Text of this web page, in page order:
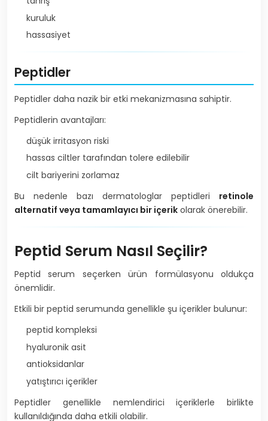
kuruluk
hassasiyet
Peptidler
Peptidler daha nazik bir etki mekanizmasına sahiptir.
Peptidlerin avantajları:
düşük irritasyon riski
hassas ciltler tarafından tolere edilebilir
cilt bariyerini zorlamaz
Bu nedenle bazı dermatologlar peptidleri retinole
alternatif veya tamamlayıcı bir içerik olarak önerebilir.
Peptid Serum Nasıl Seçilir?
Peptid serum seçerken ürün formülasyonu oldukça
önemlidir.
Etkili bir peptid serumunda genellikle şu içerikler bulunur:
peptid kompleksi
hyaluronik asit
antioksidanlar
yatıştırıcı içerikler
Peptidler genellikle nemlendirici içeriklerle birlikte
kullanıldığında daha etkili olabilir.